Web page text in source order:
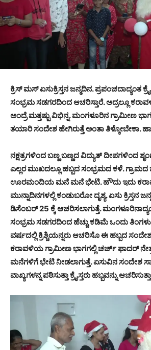
ಕ್ರಿಸ್ ಮಸ್ ಏಸುಕ್ರಿಸ್ತನ ಜನ್ಮದಿನ. ಪ್ರಪಂಚದಾದ್ಯಂತ
ಸಂಭ್ರಮ ಸಡಗರದಿಂದ ಆಚರಿಸ್ತಾರೆ. ಅದ್ರಲ್ಲೂ
ಅಂದ್ರೆ ಮತ್ತಷ್ಟು ವಿಭಿನ್ನ. ಮಂಗಳೂರಿನ ಗ್ರಾಮೀಣ
ತಯಾರಿ ಸಂದೇಶ ಹೇಗಿರುತ್ತೆ ಅಂತಾ ತಿಳ್ಕೋಬೇಕಾ.
ನಕ್ಷತ್ರಗಳಿಂದ ಬಣ್ಣ ಬಣ್ಣದ ವಿದ್ಯುತ್ ದೀಪಗಳಿಂದ
ಎಲ್ಲರ ಮುಖದಲ್ಲೂ ಹಬ್ಬದ ಸಂಭ್ರಮದ ಕಳೆ.
ಊರಮಂದಿಯ ಮನೆ ಮನೆ ಭೇಟಿ. ಹೌದು ಇದು
ಮುನ್ನಾದಿನಗಳಲ್ಲಿ ಕಂಡುಬರೋ ದೃಶ್ಯ. ಏಸು ಕ್ರಿಸ್ತನ
ಡಿಸೆಂಬರ್ 25 ಕ್ಕೆ ಆಚರಿಸಲಾಗುತ್ತೆ.
ಸಂಭ್ರಮ ಸಡಗರದಿಂದ ಹೆಚ್ಚು ಕಡಿಮೆ ಒಂದು ತಿಂಗಳು
ವರ್ಷದಲ್ಲಿ ಕ್ರಿಶ್ಚಿಯನ್ನರು ಆಚರಿಸೊ ಈ ಹಬ್ಬದ
ಕರಾವಳಿಯ ಗ್ರಾಮೀಣ ಭಾಗಗಲ್ಲಿ ಚರ್ಚ್ ಫಾದರ್
ಮನೆಗಳಿಗೆ ಭೇಟಿ ನೀಡಲಾಗುತ್ತೆ. ಏಸುವಿನ ಸಂದೇಶ
ವಾಖ್ಯಗಳನ್ನ ಪಠಿಸುತ್ತಾ ಕ್ರೈಸ್ತರು ಹಬ್ಬವನ್ನು